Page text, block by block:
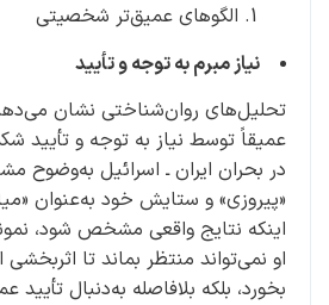
الگوهای عمیق‌تر شخصیتی
نیاز مبرم به توجه و تأیید
تحلیل‌های روان‌شناختی نشان
عمیقاً توسط نیاز به توجه و تأیید
در بحران ایران ـ اسرائیل به‌وضوح
«پیروزی» و ستایش خود به‌عنوان
اینکه نتایج واقعی مشخص شود،
او نمی‌تواند منتظر بماند تا
بخورد، بلکه بلافاصله به‌دنبال